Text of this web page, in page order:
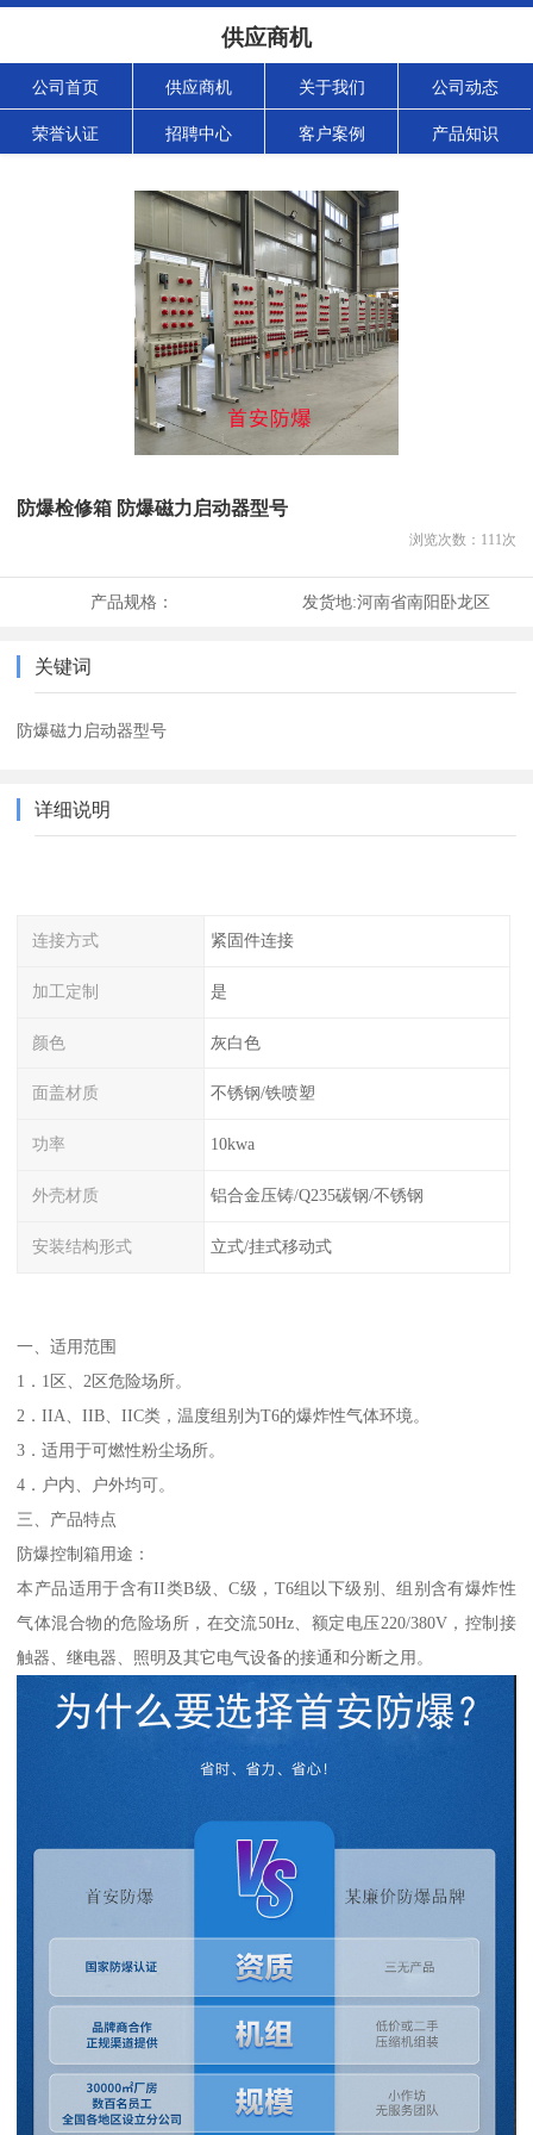
供应商机
公司首页 供应商机 关于我们 公司动态
荣誉认证 招聘中心 客户案例 产品知识
防爆检修箱 防爆磁力启动器型号
浏览次数： 111次
产品规格： 发货地:河南省南阳卧龙区
关键词
防爆磁力启动器型号
详细说明
连接方式 紧固件连接
加工定制 是
颜色 灰白色
面盖材质 不锈钢/铁喷塑
功率 10kwa
外壳材质 铝合金压铸/Q235碳钢/不锈钢
安装结构形式 立式/挂式移动式
一、适用范围
1．1区、2区危险场所。
2．IIA、IIB、IIC类，温度组别为T6的爆炸性气体环境。
3．适用于可燃性粉尘场所。
4．户内、户外均可。
三、产品特点
防爆控制箱用途：
本产品适用于含有II类B级、C级，T6组以下级别、组别含有爆炸性
气体混合物的危险场所，在交流50Hz、额定电压220/380V，控制接
触器、继电器、照明及其它电气设备的接通和分断之用。